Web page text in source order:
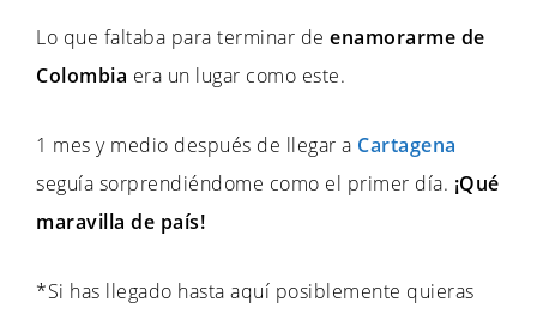
Lo que faltaba para terminar de enamorarme de
Colombia era un lugar como este.
1 mes y medio después de llegar a Cartagena
seguía sorprendiéndome como el primer día. ¡Qué
maravilla de país!
*Si has llegado hasta aquí posiblemente quieras